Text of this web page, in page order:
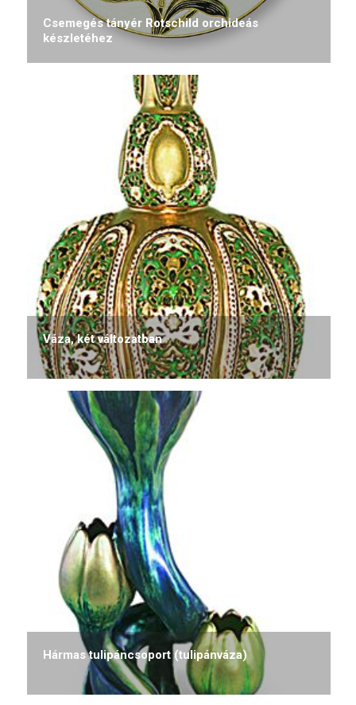
Csemegés tányér Rotschild orchideás
készletéhez
Váza, két változatban
Hármas tulipáncsoport (tulipánváza)